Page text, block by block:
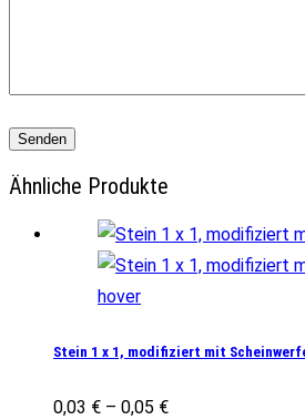
Ähnliche Produkte
Stein 1 x 1, modifiziert mit
0,03 € – 0,05 €